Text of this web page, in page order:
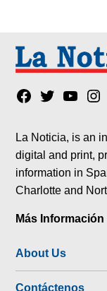
Facebook
TwitterYouTube
La Noticia, is an
digital and print,
information in
Charlotte and
Más Información
About Us
Contáctenos